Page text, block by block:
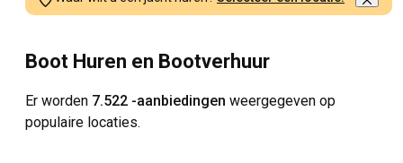
Boot Huren en Bootverhuur
Er worden 7.522 -aanbiedingen weergegeven op
populaire locaties.